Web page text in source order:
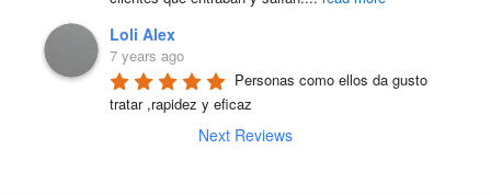
Loli Alex
7 years ago
Personas como ellos da gusto
tratar ,rapidez y eficaz
Next Reviews